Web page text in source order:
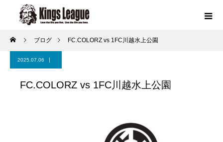
ブログ FC.COLORZ vs 1FC川越水上公園
2025.07.06
FC.COLORZ vs 1FC川越水上公園